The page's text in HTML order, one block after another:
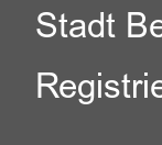
Stadt